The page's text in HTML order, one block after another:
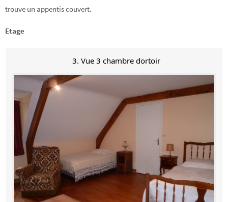
trouve un appentis couvert.
Etage
3. Vue 3 chambre dortoir